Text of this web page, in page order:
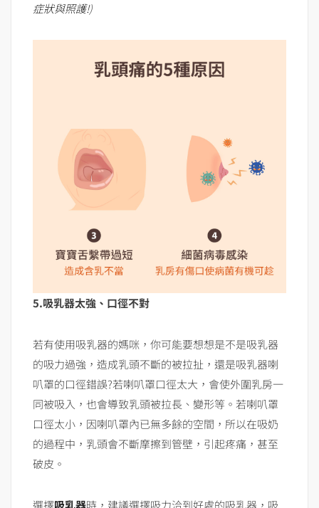
症狀與照護!)
5.吸乳器太強、口徑不對
若有使用吸乳器的媽咪，你可能要想想是不是吸乳器
的吸力過強，造成乳頭不斷的被拉扯，還是吸乳器喇
叭罩的口徑錯誤?若喇叭罩口徑太大，會使外圍乳房一
同被吸入，也會導致乳頭被拉長、變形等。若喇叭罩
口徑太小，因喇叭罩內已無多餘的空間，所以在吸奶
的過程中，乳頭會不斷摩擦到管壁，引起疼痛，甚至
破皮。
選擇吸乳器時，建議選擇吸力洽到好處的吸乳器，吸